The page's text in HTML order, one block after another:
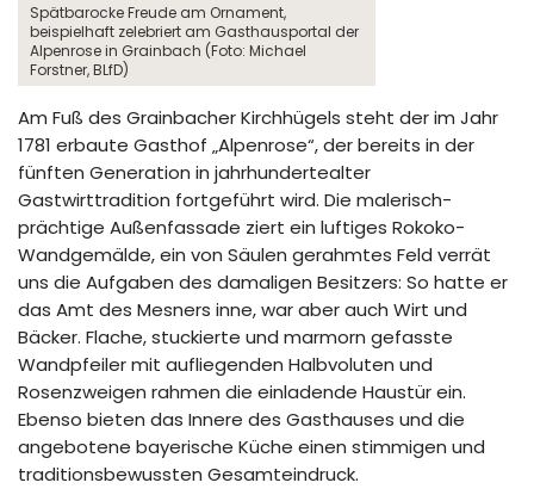
Spätbarocke Freude am Ornament,
beispielhaft zelebriert am Gasthausportal der
Alpenrose in Grainbach (Foto: Michael
Forstner, BLfD)
Am Fuß des Grainbacher Kirchhügels steht der im Jahr
1781 erbaute Gasthof „Alpenrose“, der bereits in der
fünften Generation in jahrhundertealter
Gastwirttradition fortgeführt wird. Die malerisch-
prächtige Außenfassade ziert ein luftiges Rokoko-
Wandgemälde, ein von Säulen gerahmtes Feld verrät
uns die Aufgaben des damaligen Besitzers: So hatte er
das Amt des Mesners inne, war aber auch Wirt und
Bäcker. Flache, stuckierte und marmorn gefasste
Wandpfeiler mit aufliegenden Halbvoluten und
Rosenzweigen rahmen die einladende Haustür ein.
Ebenso bieten das Innere des Gasthauses und die
angebotene bayerische Küche einen stimmigen und
traditionsbewussten Gesamteindruck.